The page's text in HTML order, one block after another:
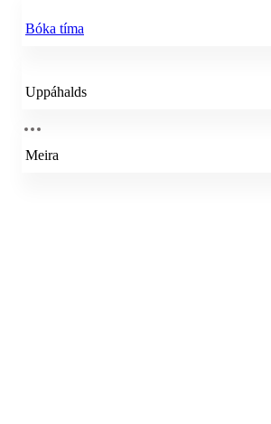
Bóka tíma
Uppáhalds
Meira